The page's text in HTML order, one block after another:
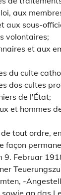
aux
aux sous-
volontaires;
et aux
du culte
dos cultes
de l'État;
et hommes
tout ordre,
façon
9. Februar
-
sowie an das